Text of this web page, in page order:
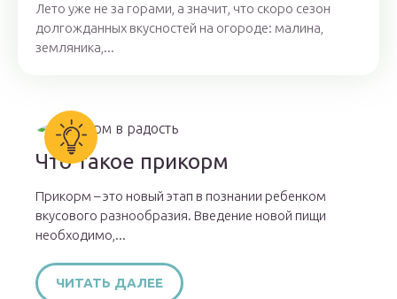
Лето уже не за горами, а значит, что скоро сезон
долгожданных вкусностей на огороде: малина,
земляника,...
Что такое прикорм
Прикорм – это новый этап в познании ребенком
вкусового разнообразия. Введение новой пищи
необходимо,...
ЧИТАТЬ ДАЛЕЕ